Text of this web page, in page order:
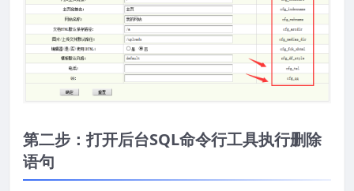
第二步：打开后台SQL命令行工具执行删除
语句